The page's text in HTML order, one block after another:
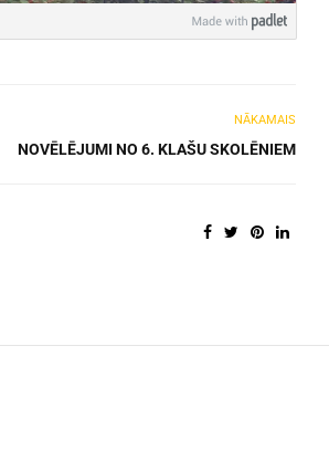
NĀKAMAIS
NOVĒLĒJUMI NO 6. KLAŠU SKOLĒNIEM